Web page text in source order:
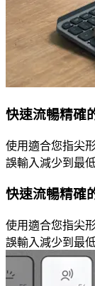
快速流暢精確
使用適合您指尖
誤輸入減少到最
快速流暢精確
使用適合您指尖
誤輸入減少到最